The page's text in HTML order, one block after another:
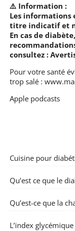
⚠️ Information :
Les informations
titre indicatif et
En cas de
consultez :
Pour votre santé
trop salé :
Apple podcasts
Cuisine pour
Qu’est ce que le
Qu’est-ce que la
L’index glycémique